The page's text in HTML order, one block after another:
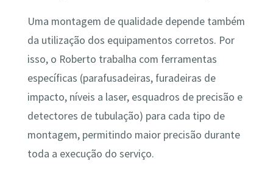
Uma montagem de qualidade depende também
da utilização dos equipamentos corretos. Por
isso, o Roberto trabalha com ferramentas
específicas (parafusadeiras, furadeiras de
impacto, níveis a laser, esquadros de precisão e
detectores de tubulação) para cada tipo de
montagem, permitindo maior precisão durante
toda a execução do serviço.